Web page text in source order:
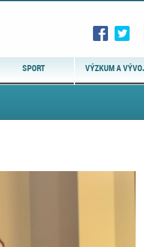
SPORT VÝZKUM A